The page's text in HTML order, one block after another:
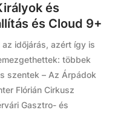
és
és Cloud 9+
időjárás, azért így is
többek
szentek – Az Árpádok
Flórián Cirkusz
Gasztro- és